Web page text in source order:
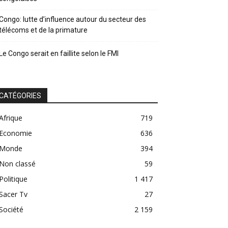
lutte d’influence autour du secteur des
et de la primature
Congo serait en faillite selon le FMI
719
636
394
classé
59
1 417
Tv
27
2 159